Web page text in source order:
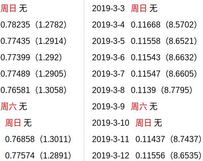
周日 无
0.78235（1.2782）
0.77435（1.2914）
0.77399（1.292）
0.77489（1.2905）
0.76581（1.3058）
周六无
周日 无
0.76858（1.3011）
0.77574（1.2891）
2019-3-3 周日 无
2019-3-4 0.11668（8.5702）
2019-3-5 0.11558（8.6521）
2019-3-6 0.11543（8.6632）
2019-3-7 0.11547（8.6605）
2019-3-8 0.1139（8.7795）
2019-3-9 周六无
2019-3-10 周日 无
2019-3-11 0.11437（8.7437）
2019-3-12 0.11556（8.6535）